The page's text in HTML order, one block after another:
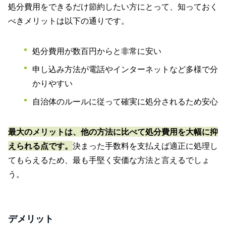
処分費用をできるだけ節約したい方にとって、知っておく
べきメリットは以下の通りです。
処分費用が数百円からと非常に安い
申し込み方法が電話やインターネットなど多様で分
かりやすい
自治体のルールに従って確実に処分されるため安心
最大のメリットは、他の方法に比べて処分費用を大幅に抑
えられる点です。 決まった手数料を支払えば適正に処理し
てもらえるため、最も手堅く安価な方法と言えるでしょ
う。
デメリット